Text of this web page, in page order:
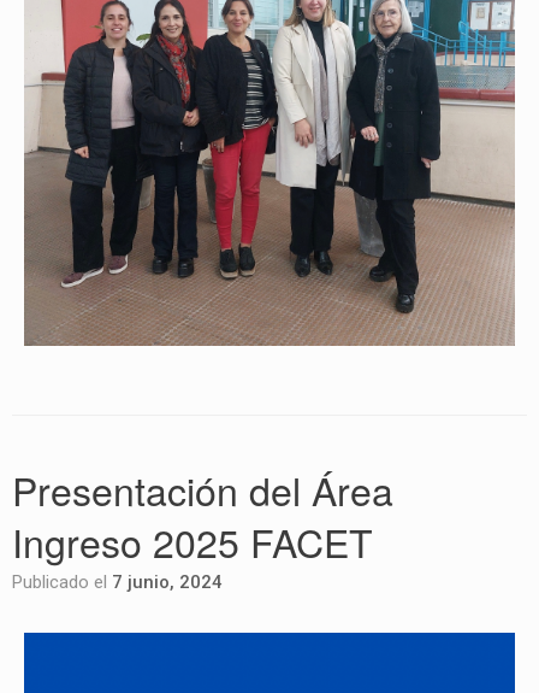
Presentación del Área
Ingreso 2025 FACET
Publicado el 7 junio, 2024